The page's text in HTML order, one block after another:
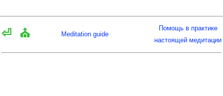
⏎ ⛪ Meditation guide
Помощь в практике
настоящей медитации